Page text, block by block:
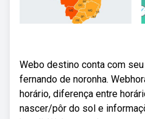
Webo destino conta com
fernando de noronha.
horário, diferença entre
nascer/pôr do sol e